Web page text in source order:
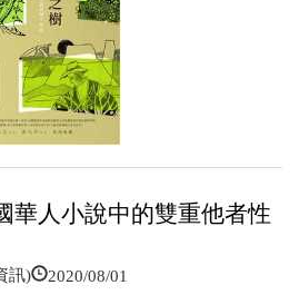
華人小說中的雙重他者性
訊) 2020/08/01